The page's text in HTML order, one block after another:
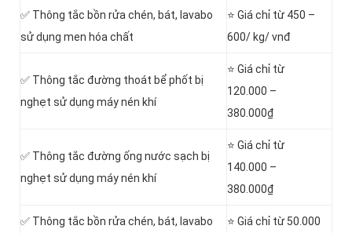
✅ Thông tắc bồn rửa chén, bát, lavabo
sử dụng men hóa chất
⭐ Giá chỉ từ 450 –
600/ kg/ vnđ
✅ Thông tắc đường thoát bể phốt bị
nghẹt sử dụng máy nén khí
⭐ Giá chỉ từ
120.000 –
380.000₫
✅ Thông tắc đường ống nước sạch bị
nghẹt sử dụng máy nén khí
⭐ Giá chỉ từ
140.000 –
380.000₫
✅ Thông tắc bồn rửa chén, bát, lavabo ⭐ Giá chỉ từ 50.000